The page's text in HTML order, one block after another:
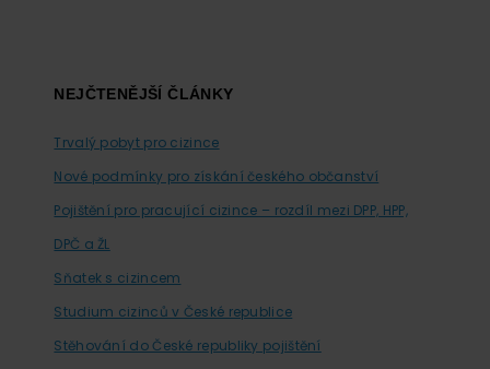
FooterNEJČTENĚJŠÍ ČLÁNKY
Trvalý pobyt pro cizince
Nové podmínky pro získání českého občanství
Pojištění pro pracující cizince – rozdíl mezi DPP, HPP,
DPČ a ŽL
Sňatek s cizincem
Studium cizinců v České republice
Stěhování do České republiky pojištění